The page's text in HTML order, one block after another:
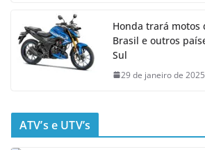
Honda trará motos
Brasil e outros
Sul
29 de janeiro de 2025
ATV’s e UTV’s